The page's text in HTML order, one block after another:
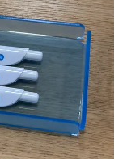
パ
ー
ジップア
ップ
ツ
法被/ロー
ブ